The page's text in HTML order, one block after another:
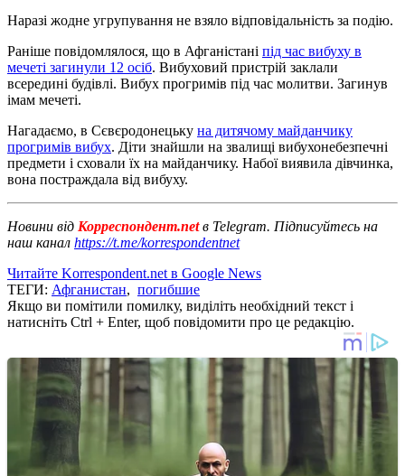
Наразі жодне угрупування не взяло відповідальність за подію.
Раніше повідомлялося, що в Афганістані під час вибуху в
мечеті загинули 12 осіб. Вибуховий пристрій заклали
всередині будівлі. Вибух прогримів під час молитви. Загинув
імам мечеті.
Нагадаємо, в Сєвєродонецьку на дитячому майданчику
прогримів вибух. Діти знайшли на звалищі вибухонебезпечні
предмети і сховали їх на майданчику. Набої виявила дівчинка,
вона постраждала від вибуху.
Новини від Корреспондент.netв Telegram. Підписуйтесь на
наш канал https://t.me/korrespondentnet
Читайте Korrespondent.net в Google News
ТЕГИ: Афганистан, погибшие
Якщо ви помітили помилку, виділіть необхідний текст і
натисніть Ctrl + Enter, щоб повідомити про це редакцію.